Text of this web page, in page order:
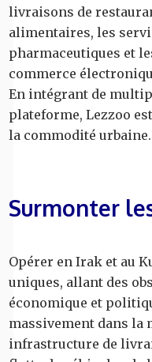
livraisons de
alimentaires, les
pharmaceutiques et
commerce
En intégrant de
plateforme, Lezzoo
la commodité urbaine.
Surmonter
Opérer en Irak et au
uniques, allant des
économique et
massivement dans la
infrastructure de